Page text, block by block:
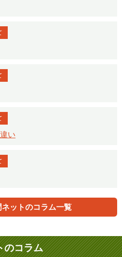
い
ットのコラム一覧
のコラム